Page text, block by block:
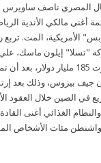
المصري ناصف ساويرس
أغنى مالكي الأندية
الأمريكية، المت. تربع
"تسلا" إيلون ماسك،
العالم بثروة تجاوزت 185 مليار
جيف بيزوس، وذلك بعد
في الصين خلال العقود
الغذائي أغنى
مئات الأشخاص